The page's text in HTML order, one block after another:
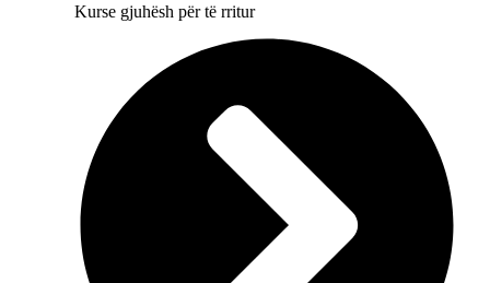
Kurse gjuhësh për të rritur